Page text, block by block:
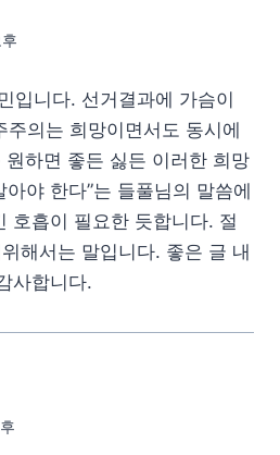
입니다. 선거결과에 가슴이
주의는 희망이면서도 동시에
하면 좋든 싫든 이러한 희망
야 한다”는 들풀님의 말씀에
호흡이 필요한 듯합니다. 절
해서는 말입니다. 좋은 글 내
사합니다.